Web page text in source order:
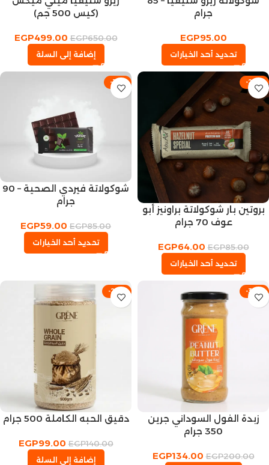
جرام
EGP95.00
تحديد أحد الخيارات
(كيس 500 جم)
EGP650.00
EGP499.00
إضافة إلى السلة
-25%
بروتين بار شوكولاتة براونيز أبو
عوف 70 جرام
EGP85.00
EGP64.00
تحديد أحد الخيارات
-31%
شوكولاتة فيردي الصحية – 90
جرام
EGP85.00
EGP59.00
تحديد أحد الخيارات
-33%
زبدة الفول السوداني جرين
350 جرام
EGP200.00
EGP134.00
-29%
دقيق الحبه الكاملة 500 جرام
EGP140.00
EGP99.00
إضافة إلى السلة